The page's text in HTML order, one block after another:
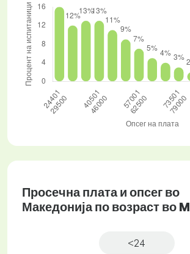
Просечна плата и опсег во
Македонија по возраст во
<24